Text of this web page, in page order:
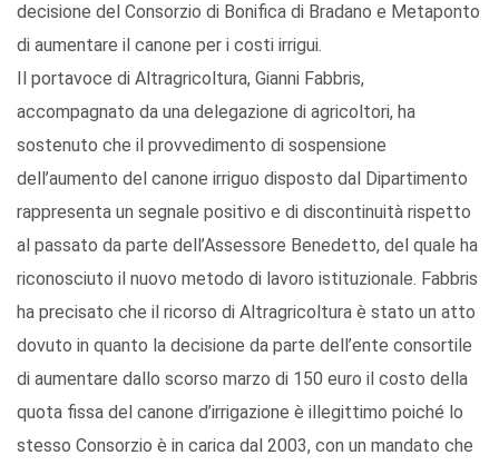
decisione del Consorzio di Bonifica di Bradano e Metaponto
di aumentare il canone per i costi irrigui.
Il portavoce di Altragricoltura, Gianni Fabbris,
accompagnato da una delegazione di agricoltori, ha
sostenuto che il provvedimento di sospensione
dell’aumento del canone irriguo disposto dal Dipartimento
rappresenta un segnale positivo e di discontinuità rispetto
al passato da parte dell’Assessore Benedetto, del quale ha
riconosciuto il nuovo metodo di lavoro istituzionale. Fabbris
ha precisato che il ricorso di Altragricoltura è stato un atto
dovuto in quanto la decisione da parte dell’ente consortile
di aumentare dallo scorso marzo di 150 euro il costo della
quota fissa del canone d’irrigazione è illegittimo poiché lo
stesso Consorzio è in carica dal 2003, con un mandato che